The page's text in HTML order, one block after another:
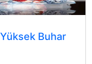
Buhar